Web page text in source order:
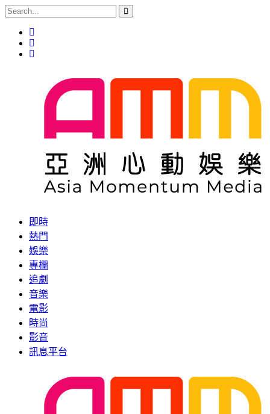
即時
熱門
娛樂
專欄
追劇
音樂
電影
時尚
影音
訊息平台